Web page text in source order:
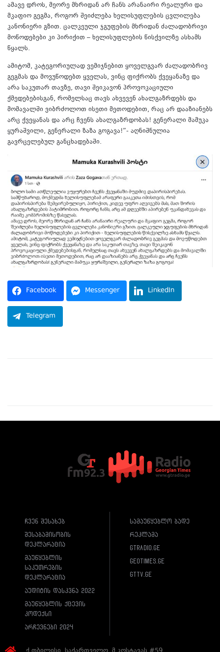
ამავე დროს, მეორე მხრიდან არ ჩანს არანაირი რეალური და
მკაფიო გეგმა, როგორ შეიძლება ხელისუფლების ცვლილება
კანონიერი გზით. ცალკეული ჯგუფების მხრიდან ძალადობრივი
მოწოდებები კი პირიქით – ხელისუფლების წისქვილზე ასხამს
წყალს.
ამიტომ, კატეგორიულად ვემიჯნებით ყოველგვარ ძალადობრივ
გეგმას და მოვუწოდებთ ყველას, ვინც ფიქრობს ქვეყანაზე და
არა საკუთარ თავზე, თავი შეიკავონ პროვოკაციული
ქმედებებისგან, რომელსაც თავს ახვევენ ახალგაზრდებს და
მომავალში ვიბრძოლოთ ისეთი მეთოდებით, რაც არ დააზიანებს
არც ქვეყანას და არც ჩვენს ახალგაზრდობას! გენერალი მამუკა
ყურაშვილი, გენერალი ზაზა გოგავა!”- აღნიშნულია
გავრცელებულ განცხადებაში.
Facebook Messenger LinkedIn
Telegram
ჩვენ შესახებ
შესაბამისობის
დეკლარაცია
მაუწყებლის
საკუთრების
დეკლარაცია
აუდიტის დასკვნა 2022
მაუწყებლის ქცევის
კოდექსი
არჩევნები 2024
სამაუწყებლო ბადე
რეკლამა
gtradio.ge
geotimes.ge
gttv.ge